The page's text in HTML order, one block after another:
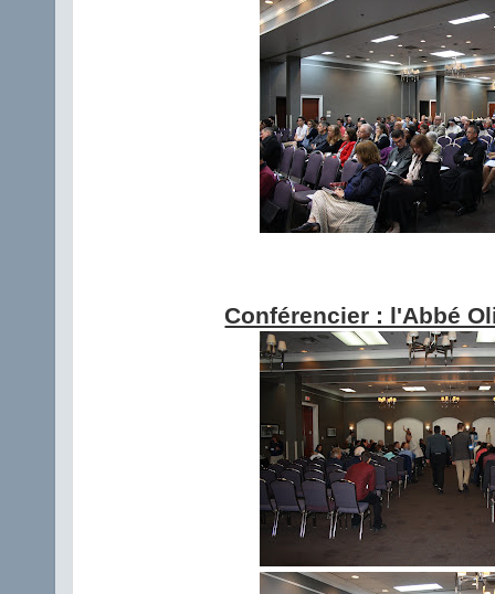
Conférencier : l'Abbé